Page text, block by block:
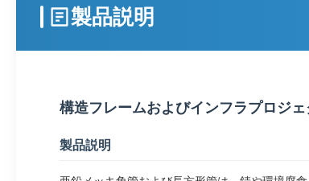
製品説明
構造フレームおよびインフラプロジ
製品説明